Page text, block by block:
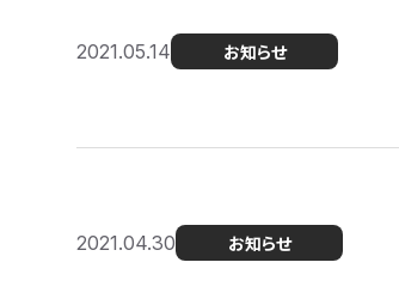
2021.05.14 お知らせ
2021.04.30 お知らせ